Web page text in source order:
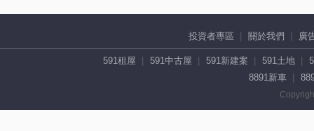
投資者專區 關於我們 廣
591租屋 591中古屋 591新建案 591土地
8891新車